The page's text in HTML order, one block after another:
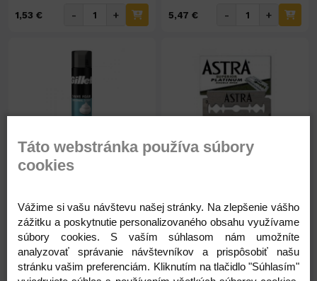
1,53 € - + 5,47 € - +
Nedostupné
Gillette pena na holenie
3,09 €
2,51 € ( bez DPH )
Na sklade 380ks
0,71 €
0,58 € ( bez DPH )
Táto webstránka používa súbory
cookies
Vážime si vašu návštevu našej stránky. Na zlepšenie vášho
zážitku a poskytnutie personalizovaného obsahu využívame
súbory cookies. S vaším súhlasom nám umožníte
analyzovať správanie návštevníkov a prispôsobiť našu
stránku vašim preferenciám. Kliknutím na tlačidlo "Súhlasím"